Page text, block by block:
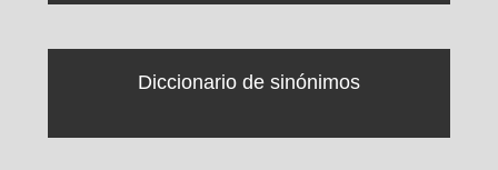
Diccionario de sinónimos